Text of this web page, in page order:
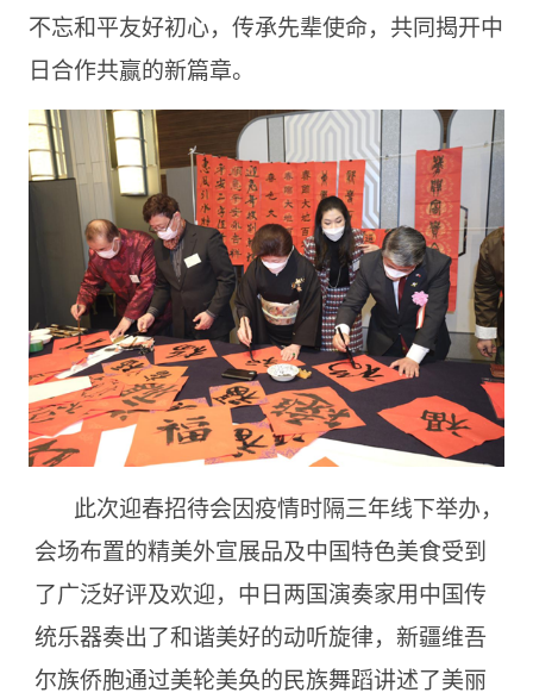
不忘和平友好初心，传承先辈使命，共同揭开中
日合作共赢的新篇章。
此次迎春招待会因疫情时隔三年线下举办，
会场布置的精美外宣展品及中国特色美食受到
了广泛好评及欢迎，中日两国演奏家用中国传
统乐器奏出了和谐美好的动听旋律，新疆维吾
尔族侨胞通过美轮美奂的民族舞蹈讲述了美丽